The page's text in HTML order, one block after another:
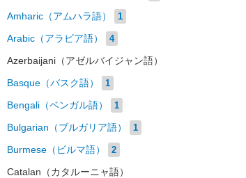
Amharic（アムハラ語） 1
Arabic（アラビア語） 4
Azerbaijani（アゼルバイジャン語）
Basque（バスク語） 1
Bengali（ベンガル語） 1
Bulgarian（ブルガリア語） 1
Burmese（ビルマ語） 2
Catalan（カタルーニャ語）